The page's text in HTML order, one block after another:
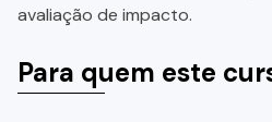
avaliação de impacto.
Para quem este